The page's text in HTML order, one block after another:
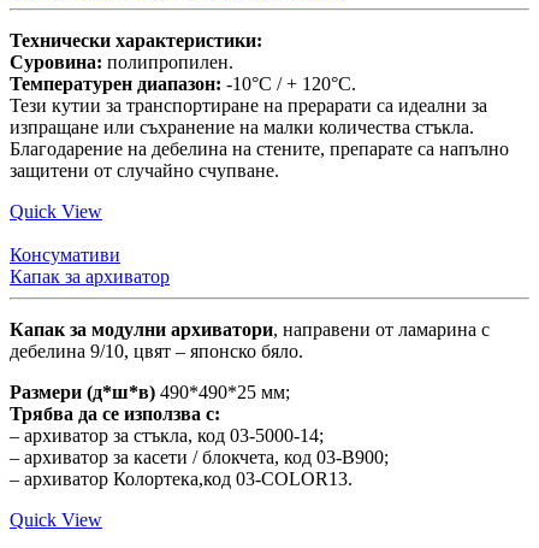
Технически характеристики:
Суровина: полипропилен.
Температурен диапазон: -10°C / + 120°C.
Тези кутии за транспортиране на прерарати са идеални за
изпращане или съхранение на малки количества стъкла.
Благодарение на дебелина на стените, препарате са напълно
защитени от случайно счупване.
Quick View
Консумативи
Капак за архиватор
Капак за модулни архиватори, направени от ламарина с
дебелина 9/10, цвят – японско бяло.
Размери (д*ш*в) 490*490*25 мм;
Трябва да се използва с:
– архиватор за стъкла, код 03-5000-14;
– архиватор за касети / блокчета, код 03-B900;
– архиватор Колортека,код 03-COLOR13.
Quick View